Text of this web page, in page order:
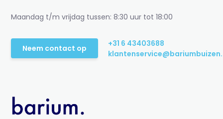
Maandag t/m vrijdag tussen: 8:30 uur tot 18:00
Neem contact op
+31 6 43403688